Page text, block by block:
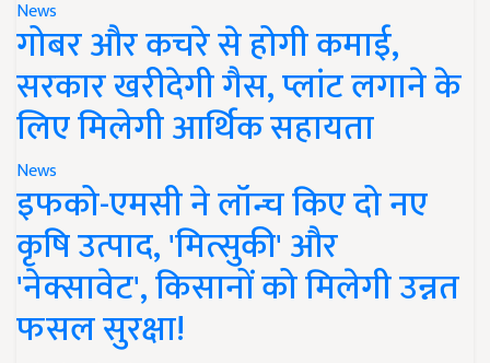
News
गोबर और कचरे से होगी कमाई,
सरकार खरीदेगी गैस, प्लांट लगाने के
लिए मिलेगी आर्थिक सहायता
News
इफको-एमसी ने लॉन्च किए दो नए
कृषि उत्पाद, 'मित्सुकी' और
'नेक्सावेट', किसानों को मिलेगी उन्नत
फसल सुरक्षा!